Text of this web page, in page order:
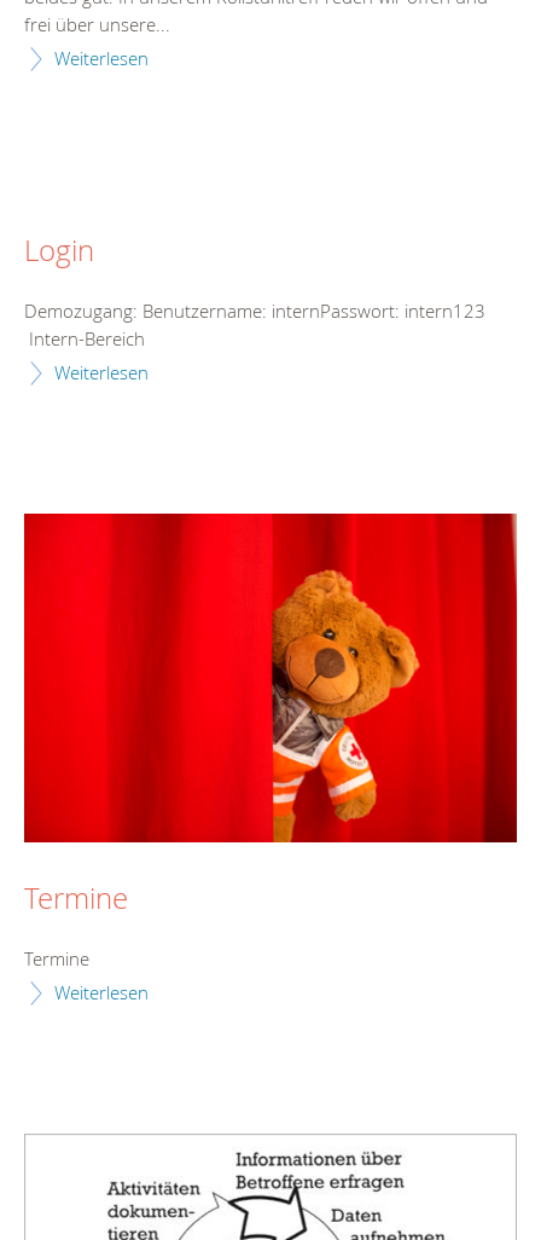
frei über unsere...
Weiterlesen
Login
Demozugang: Benutzername: internPasswort: intern123
Intern-Bereich
Weiterlesen
Termine
Termine
Weiterlesen